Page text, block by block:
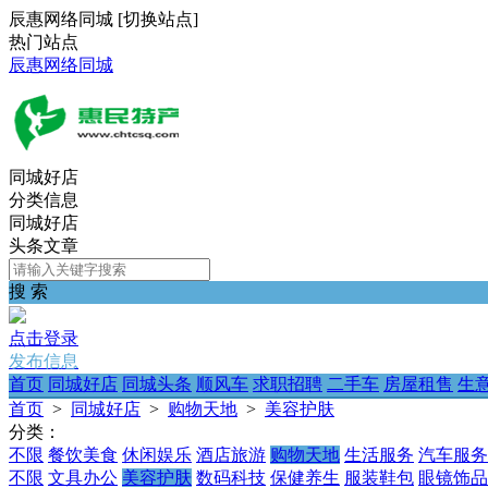
辰惠网络同城 [切换站点]
热门站点
辰惠网络同城
同城好店
分类信息
同城好店
头条文章
搜 索
点击登录
发布信息
首页 同城好店 同城头条 顺风车 求职招聘 二手车 房屋租售 生
首页 > 同城好店 > 购物天地 > 美容护肤
分类：
不限 餐饮美食 休闲娱乐 酒店旅游 购物天地 生活服务 汽车服务
不限 文具办公 美容护肤 数码科技 保健养生 服装鞋包 眼镜饰品